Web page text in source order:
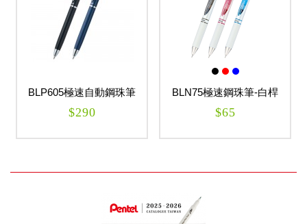
BLP605極速自動鋼珠筆
0.5mm ENERGEL
$290
BLN75極速鋼珠筆-白桿
0.5mm ENERGEL
$65